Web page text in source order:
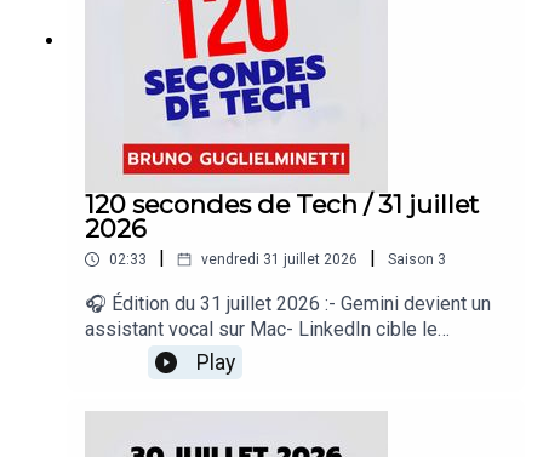
120 secondes de Tech / 31 juillet
2026
02:33 vendredi 31 juillet 2026 Saison 3
🎧 Édition du 31 juillet 2026 :- Gemini devient un
assistant vocal sur Mac- LinkedIn cible le
contenu IA médiocre- Google Earth accueille
Nano Banana- Waymo ajoute Gemini à ses
robotaxis- Microsoft prépare une super
Play